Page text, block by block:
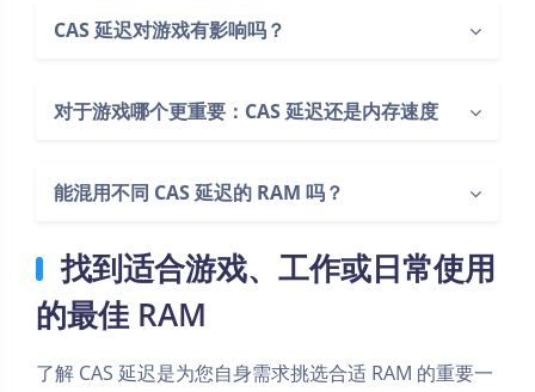
CAS 延迟对游戏有影响吗？
对于游戏哪个更重要：CAS 延迟还是内存速度
能混用不同 CAS 延迟的 RAM 吗？
找到适合游戏、工作或日常使用
的最佳 RAM
了解 CAS 延迟是为您自身需求挑选合适 RAM 的重要一